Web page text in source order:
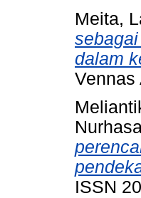
Meita,
dalam
Vennas
ISSN